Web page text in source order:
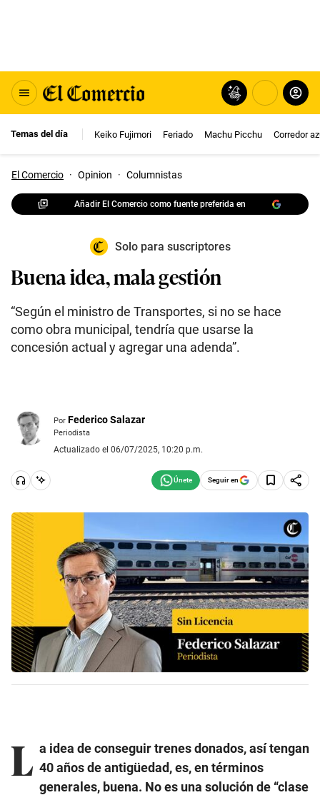
Temas del día Keiko Fujimori Feriado Machu Picchu Corredor
El Comercio · Opinion · Columnistas
Añadir El Comercio como fuente preferida en
Solo para suscriptores
Buena idea, mala gestión
“Según el ministro de Transportes, si no se hace
como obra municipal, tendría que usarse la
concesión actual y agregar una adenda”.
Por Federico Salazar
Periodista
Actualizado el 06/07/2025, 10:20 p.m.
Seguir en
L a idea de conseguir trenes donados, así tengan
40 años de antigüedad, es, en términos
generales, buena. No es una solución de “clase